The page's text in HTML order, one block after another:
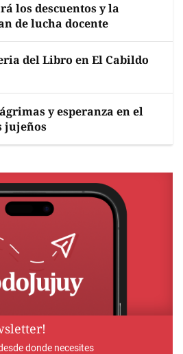
los descuentos y la
de lucha docente
del Libro en El Cabildo
y esperanza en el
jujeños
donde necesites